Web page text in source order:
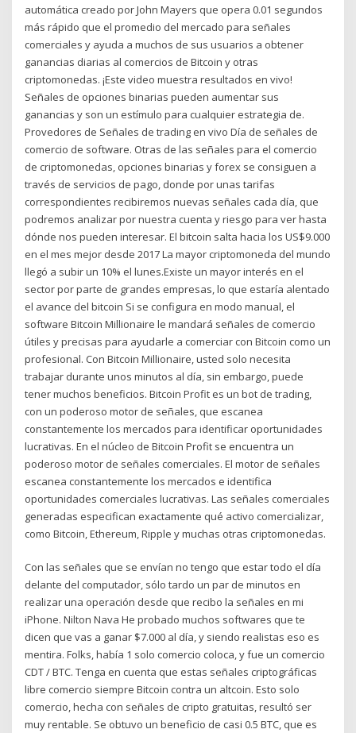
automática creado por John Mayers que opera 0.01 segundos
más rápido que el promedio del mercado para señales
comerciales y ayuda a muchos de sus usuarios a obtener
ganancias diarias al comercios de Bitcoin y otras
criptomonedas. ¡Este video muestra resultados en vivo!
Señales de opciones binarias pueden aumentar sus
ganancias y son un estímulo para cualquier estrategia de.
Provedores de Señales de trading en vivo Día de señales de
comercio de software. Otras de las señales para el comercio
de criptomonedas, opciones binarias y forex se consiguen a
través de servicios de pago, donde por unas tarifas
correspondientes recibiremos nuevas señales cada día, que
podremos analizar por nuestra cuenta y riesgo para ver hasta
dónde nos pueden interesar. El bitcoin salta hacia los US$9.000
en el mes mejor desde 2017 La mayor criptomoneda del mundo
llegó a subir un 10% el lunes.Existe un mayor interés en el
sector por parte de grandes empresas, lo que estaría alentado
el avance del bitcoin Si se configura en modo manual, el
software Bitcoin Millionaire le mandará señales de comercio
útiles y precisas para ayudarle a comerciar con Bitcoin como un
profesional. Con Bitcoin Millionaire, usted solo necesita
trabajar durante unos minutos al día, sin embargo, puede
tener muchos beneficios. Bitcoin Profit es un bot de trading,
con un poderoso motor de señales, que escanea
constantemente los mercados para identificar oportunidades
lucrativas. En el núcleo de Bitcoin Profit se encuentra un
poderoso motor de señales comerciales. El motor de señales
escanea constantemente los mercados e identifica
oportunidades comerciales lucrativas. Las señales comerciales
generadas especifican exactamente qué activo comercializar,
como Bitcoin, Ethereum, Ripple y muchas otras criptomonedas.
Con las señales que se envían no tengo que estar todo el día
delante del computador, sólo tardo un par de minutos en
realizar una operación desde que recibo la señales en mi
iPhone. Nilton Nava He probado muchos softwares que te
dicen que vas a ganar $7.000 al día, y siendo realistas eso es
mentira. Folks, había 1 solo comercio coloca, y fue un comercio
CDT / BTC. Tenga en cuenta que estas señales criptográficas
libre comercio siempre Bitcoin contra un altcoin. Esto solo
comercio, hecha con señales de cripto gratuitas, resultó ser
muy rentable. Se obtuvo un beneficio de casi 0.5 BTC, que es